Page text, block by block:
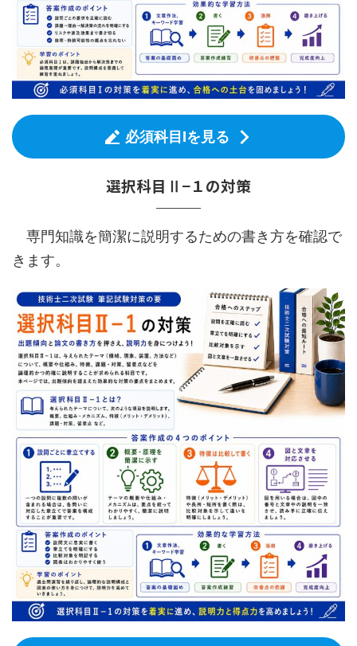
必須科目Ⅰを見る
選択科目Ⅱ−１の対策
専門知識を簡潔に説明するための書き方を確認で
きます。